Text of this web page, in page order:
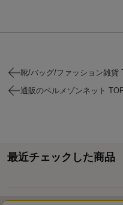
靴/バッグ/ファッション雑貨
通販のベルメゾンネット
最近チェックした商品